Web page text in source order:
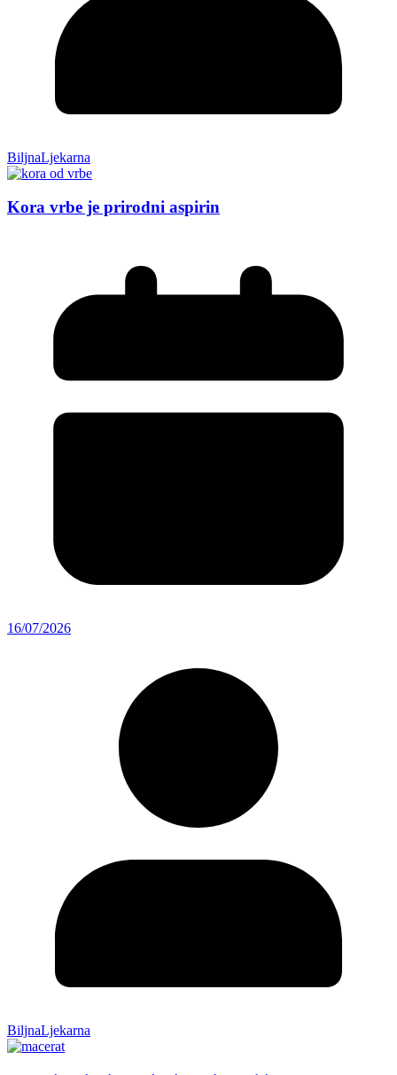
BiljnaLjekarna
Kora vrbe je prirodni aspirin
16/07/2026
BiljnaLjekarna